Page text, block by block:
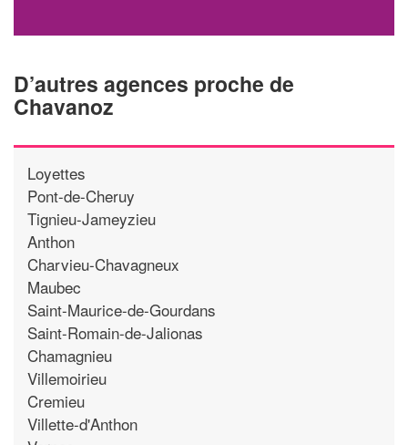
D’autres agences proche de
Chavanoz
Loyettes
Pont-de-Cheruy
Tignieu-Jameyzieu
Anthon
Charvieu-Chavagneux
Maubec
Saint-Maurice-de-Gourdans
Saint-Romain-de-Jalionas
Chamagnieu
Villemoirieu
Cremieu
Villette-d'Anthon